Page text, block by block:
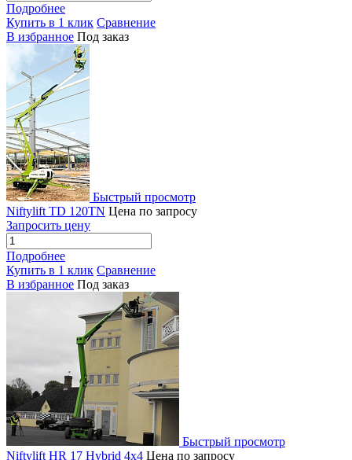
Подробнее
Купить в 1 клик Сравнение
В избранное Под заказ
Быстрый просмотр
Niftylift TD 120TN Цена по запросу
Запросить цену
Подробнее
Купить в 1 клик Сравнение
В избранное Под заказ
Быстрый просмотр
Niftylift HR 17 Hybrid 4x4 Цена по запросу